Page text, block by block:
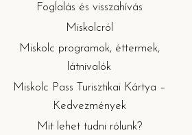
Foglalás és visszahívás
Miskolcról
Miskolc programok, éttermek,
látnivalók
Miskolc Pass Turisztikai Kártya –
Kedvezmények
Mit lehet tudni rólunk?